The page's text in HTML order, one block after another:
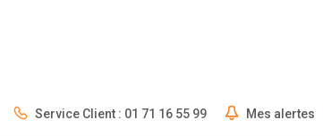
Service Client : 01 71 16 55 99 Mes alertes